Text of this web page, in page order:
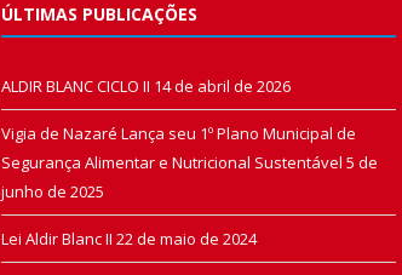
ÚLTIMAS PUBLICAÇÕES
ALDIR BLANC CICLO II 14 de abril de 2026
Vigia de Nazaré Lança seu 1º Plano Municipal de
Segurança Alimentar e Nutricional Sustentável 5 de
junho de 2025
Lei Aldir Blanc II 22 de maio de 2024